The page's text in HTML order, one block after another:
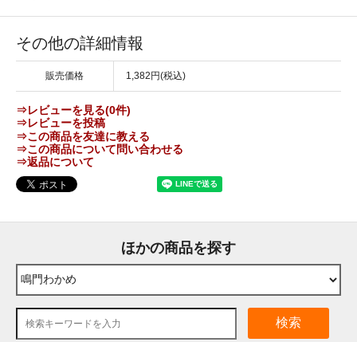
その他の詳細情報
販売価格 1,382円(税込)
⇒レビューを見る(0件)
⇒レビューを投稿
⇒この商品を友達に教える
⇒この商品について問い合わせる
⇒返品について
ほかの商品を探す
検索